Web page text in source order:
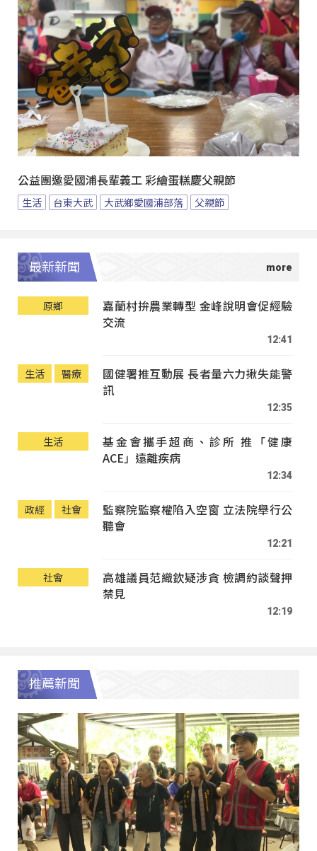
公益團邀愛國浦長輩義工 彩繪蛋糕慶父親節
生活 台東大武 大武鄉愛國浦部落 父親節
最新新聞
原鄉
嘉蘭村拚農業轉型 金峰說明會促經驗
交流
12:41
生活 醫療
國健署推互動展 長者量六力揪失能警
訊
12:35
生活
基金會攜手超商、診所 推「健康
ACE」遠離疾病
12:34
政經 社會
監察院監察權陷入空窗 立法院舉行公
聽會
12:21
社會
高雄議員范織欽疑涉貪 檢調約談聲押
禁見
12:19
推薦新聞